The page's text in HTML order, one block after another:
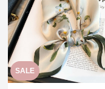
SALE